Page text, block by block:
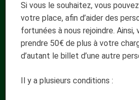
Si vous le souhaitez, vous
votre place, afin d’aider des
fortunées à nous rejoindre. Ainsi,
prendre 50€ de plus à votre
d’autant le billet d’une autre
Il y a plusieurs conditions :